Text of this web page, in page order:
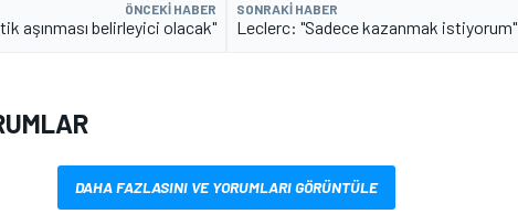
ÖNCEKI HABER
aşınması belirleyici olacak"
SONRAKI HABER
Leclerc: "Sadece kazanmak istiyorum"
DAHA FAZLASINI VE YORUMLARI GÖRÜNTÜLE